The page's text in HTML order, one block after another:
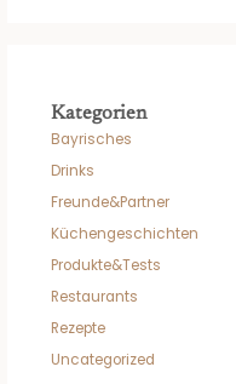
Kategorien
Bayrisches
Drinks
Freunde&Partner
Küchengeschichten
Produkte&Tests
Restaurants
Rezepte
Uncategorized